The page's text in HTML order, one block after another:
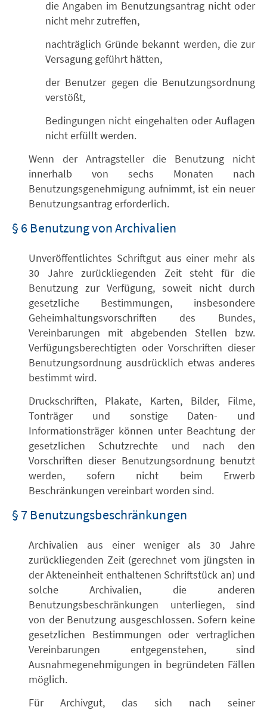
die Angaben im Benutzungsantrag nicht oder
nicht mehr zutreffen,
nachträglich Gründe bekannt werden, die zur
Versagung geführt hätten,
der Benutzer gegen die Benutzungsordnung
verstößt,
Bedingungen nicht eingehalten oder Auflagen
nicht erfüllt werden.
Wenn der Antragsteller die Benutzung nicht
innerhalb von sechs Monaten nach
Benutzungsgenehmigung aufnimmt, ist ein neuer
Benutzungsantrag erforderlich.
§ 6 Benutzung von Archivalien
Unveröffentlichtes Schriftgut aus einer mehr als
30 Jahre zurückliegenden Zeit steht für die
Benutzung zur Verfügung, soweit nicht durch
gesetzliche Bestimmungen, insbesondere
Geheimhaltungsvorschriften des Bundes,
Vereinbarungen mit abgebenden Stellen bzw.
Verfügungsberechtigten oder Vorschriften dieser
Benutzungsordnung ausdrücklich etwas anderes
bestimmt wird.
Druckschriften, Plakate, Karten, Bilder, Filme,
Tonträger und sonstige Daten- und
Informationsträger können unter Beachtung der
gesetzlichen Schutzrechte und nach den
Vorschriften dieser Benutzungsordnung benutzt
werden, sofern nicht beim Erwerb
Beschränkungen vereinbart worden sind.
§ 7 Benutzungsbeschränkungen
Archivalien aus einer weniger als 30 Jahre
zurückliegenden Zeit (gerechnet vom jüngsten in
der Akteneinheit enthaltenen Schriftstück an) und
solche Archivalien, die anderen
Benutzungsbeschränkungen unterliegen, sind
von der Benutzung ausgeschlossen. Sofern keine
gesetzlichen Bestimmungen oder vertraglichen
Vereinbarungen entgegenstehen, sind
Ausnahmegenehmigungen in begründeten Fällen
möglich.
Für Archivgut, das sich nach seiner